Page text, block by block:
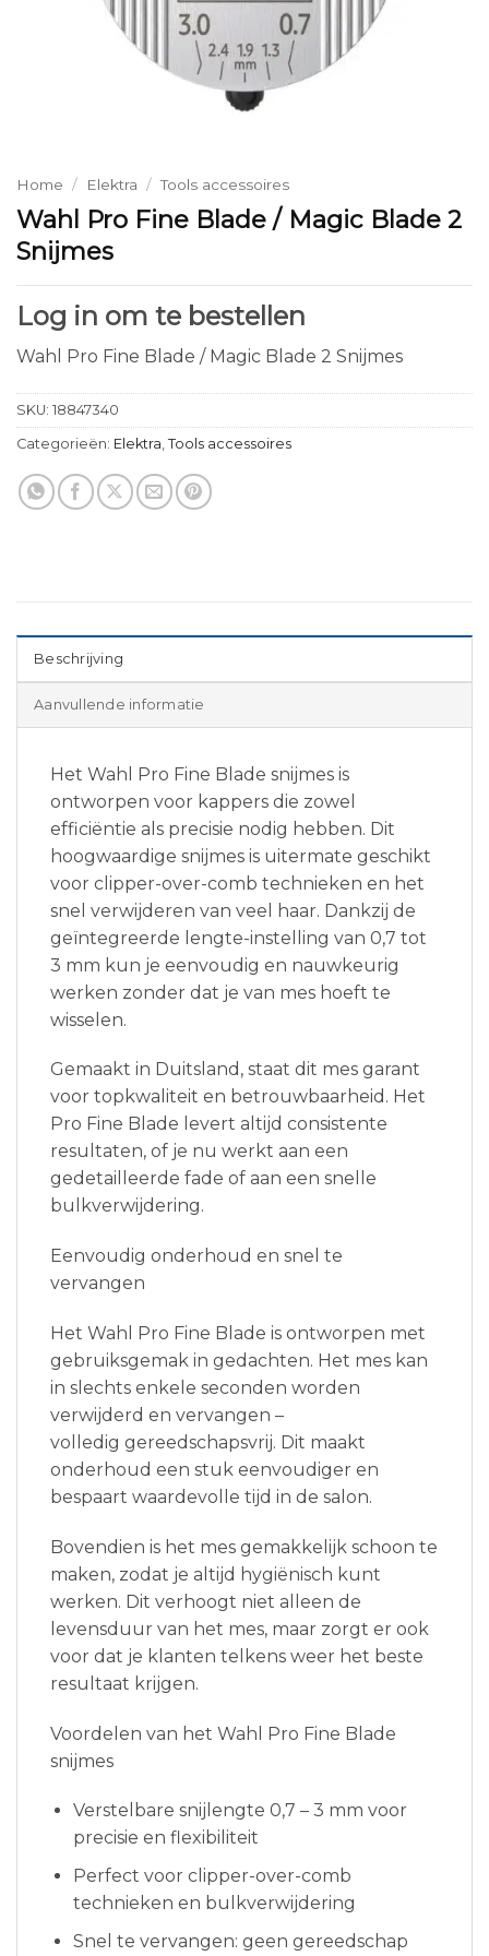
Home / Elektra / Tools accessoires
Wahl Pro Fine Blade / Magic Blade 2
Snijmes
Log in om te bestellen
Wahl Pro Fine Blade / Magic Blade 2 Snijmes
SKU: 18847340
Categorieën: Elektra Tools accessoires
Beschrijving
Aanvullende informatie
Het Wahl Pro Fine Blade snijmes is
ontworpen voor kappers die zowel
efficiëntie als precisie nodig hebben. Dit
hoogwaardige snijmes is uitermate geschikt
voor clipper-over-comb technieken en het
snel verwijderen van veel haar. Dankzij de
geïntegreerde lengte-instelling van 0,7 tot
3 mm kun je eenvoudig en nauwkeurig
werken zonder dat je van mes hoeft te
wisselen.
Gemaakt in Duitsland, staat dit mes garant
voor topkwaliteit en betrouwbaarheid. Het
Pro Fine Blade levert altijd consistente
resultaten, of je nu werkt aan een
gedetailleerde fade of aan een snelle
bulkverwijdering.
Eenvoudig onderhoud en snel te
vervangen
Het Wahl Pro Fine Blade is ontworpen met
gebruiksgemak in gedachten. Het mes kan
in slechts enkele seconden worden
verwijderd en vervangen –
volledig gereedschapsvrij. Dit maakt
onderhoud een stuk eenvoudiger en
bespaart waardevolle tijd in de salon.
Bovendien is het mes gemakkelijk schoon te
maken, zodat je altijd hygiënisch kunt
werken. Dit verhoogt niet alleen de
levensduur van het mes, maar zorgt er ook
voor dat je klanten telkens weer het beste
resultaat krijgen.
Voordelen van het Wahl Pro Fine Blade
snijmes
Verstelbare snijlengte 0,7 – 3 mm voor
precisie en flexibiliteit
Perfect voor clipper-over-comb
technieken en bulkverwijdering
Snel te vervangen: geen gereedschap